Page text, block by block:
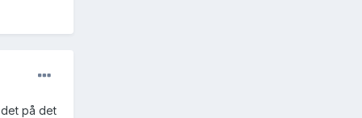
på det